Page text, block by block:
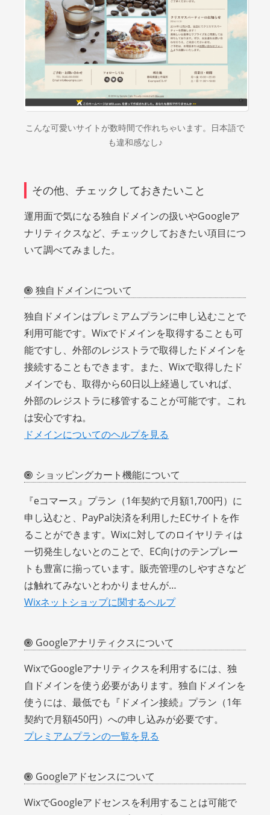
こんな可愛いサイトが数時間で作れちゃいます。日本語で
も違和感なし♪
その他、チェックしておきたいこと
運用面で気になる独自ドメインの扱いやGoogleア
ナリティクスなど、チェックしておきたい項目につ
いて調べてみました。
独自ドメインについて
独自ドメインはプレミアムプランに申し込むことで
利用可能です。Wixでドメインを取得することも可
能ですし、外部のレジストラで取得したドメインを
接続することもできます。また、Wixで取得したド
メインでも、取得から60日以上経過していれば、
外部のレジストラに移管することが可能です。これ
は安心ですね。
ドメインについてのヘルプを見る
ショッピングカート機能について
『eコマース』プラン（1年契約で月額1,700円）に
申し込むと、PayPal決済を利用したECサイトを作
ることができます。Wixに対してのロイヤリティは
一切発生しないとのことで、EC向けのテンプレー
トも豊富に揃っています。販売管理のしやすさなど
は触れてみないとわかりませんが…
Wixネットショップに関するヘルプ
Googleアナリティクスについて
WixでGoogleアナリティクスを利用するには、独
自ドメインを使う必要があります。独自ドメインを
使うには、最低でも『ドメイン接続』プラン（1年
契約で月額450円）への申し込みが必要です。
プレミアムプランの一覧を見る
Googleアドセンスについて
WixでGoogleアドセンスを利用することは可能で